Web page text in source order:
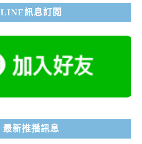
LINE訊息訂閱
最新推播訊息